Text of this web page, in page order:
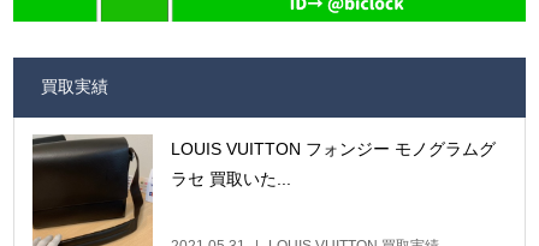
買取実績
LOUIS VUITTON フォンジー モノグラムグ
ラセ 買取いた...